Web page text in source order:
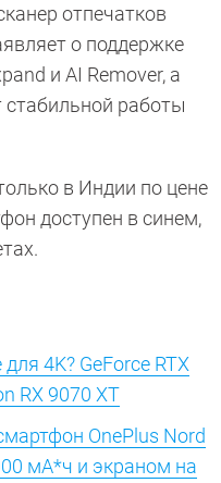
отпечатков
о поддержке
и AI Remover, а
работы
в Индии по цене
доступен в синем,
4K? GeForce RTX
RX 9070 XT
OnePlus Nord
мА*ч и экраном на